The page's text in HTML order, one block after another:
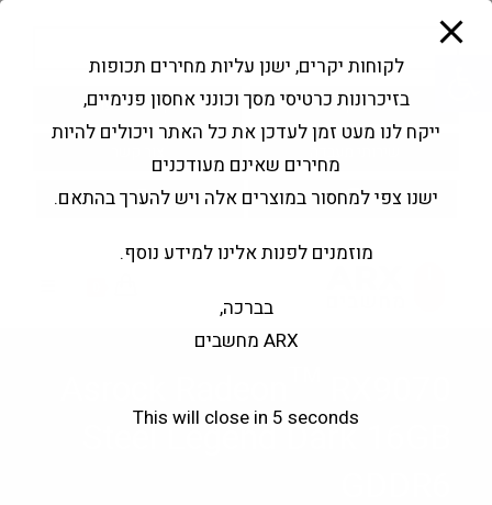
פתח סרגל נגישות
Products
search
החשבון שלי בקשה להצעה
Steel Legend Dark 16GB
לקוחות יקרים, ישנן עליות מחירים תכופות
בזיכרונות כרטיסי מסך וכונני אחסון פנימיים,
ייקח לנו מעט זמן לעדכן את כל האתר ויכולים להיות
מחירים שאינם מעודכנים
ישנו צפי למחסור במוצרים אלה ויש להערך בהתאם.
מוזמנים לפנות אלינו למידע נוסף.
בברכה,
ARX מחשבים
This will close in 5 seconds